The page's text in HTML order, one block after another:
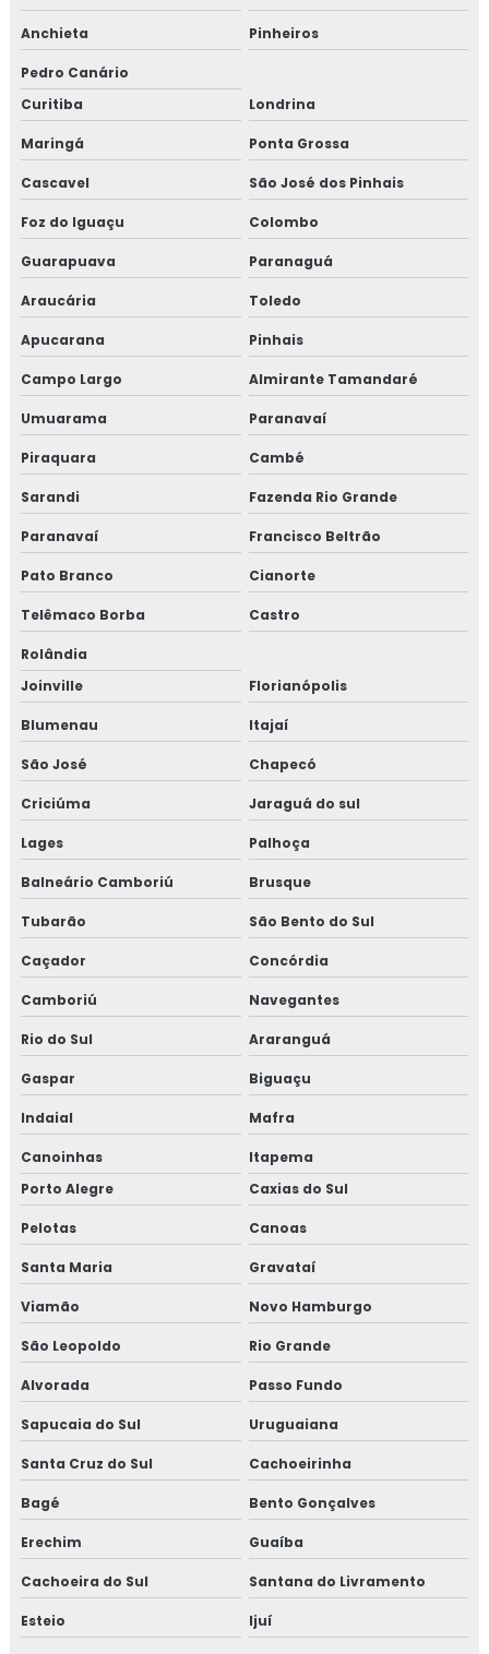
Anchieta Pinheiros
Pedro Canário
Curitiba
Londrina
Maringá Ponta Grossa
Cascavel São José dos Pinhais
Foz do Iguaçu Colombo
Guarapuava Paranaguá
Araucária Toledo
Apucarana Pinhais
Campo Largo Almirante Tamandaré
Umuarama Paranavaí
Piraquara Cambé
Sarandi Fazenda Rio Grande
Paranavaí Francisco Beltrão
Pato Branco Cianorte
Telêmaco Borba Castro
Rolândia
Joinville
Florianópolis
Blumenau Itajaí
São José Chapecó
Criciúma Jaraguá do sul
Lages Palhoça
Balneário Camboriú Brusque
Tubarão São Bento do Sul
Caçador Concórdia
Camboriú Navegantes
Rio do Sul Araranguá
Gaspar Biguaçu
Indaial Mafra
Canoinhas
Itapema
Porto Alegre
Caxias do Sul
Pelotas Canoas
Santa Maria Gravataí
Viamão Novo Hamburgo
São Leopoldo Rio Grande
Alvorada Passo Fundo
Sapucaia do Sul Uruguaiana
Santa Cruz do Sul Cachoeirinha
Bagé Bento Gonçalves
Erechim Guaíba
Cachoeira do Sul Santana do Livramento
Esteio Ijuí